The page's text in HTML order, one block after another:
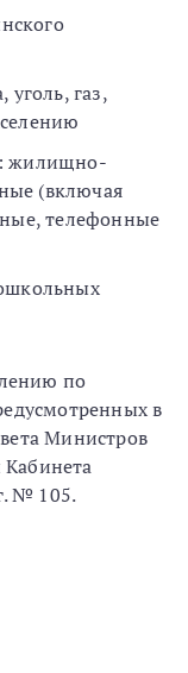
уголь, газ,
жилищно-
(включая
телефонные
по
в
Министров
№ 105.